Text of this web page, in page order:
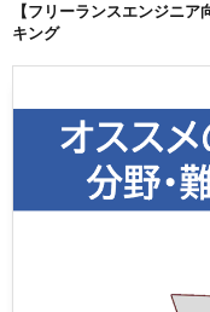
【フリーランスエンジニ
キング